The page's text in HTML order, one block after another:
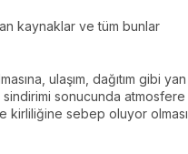
kaynaklar ve tüm bunlar
ulaşım, dağıtım gibi yan
sindirimi sonucunda atmosfere
kirliliğine sebep oluyor olması